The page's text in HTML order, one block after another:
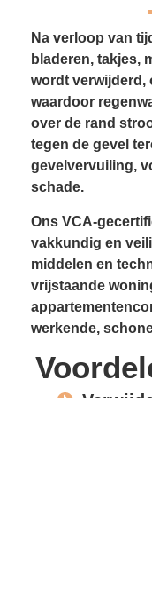
Na verloop van
bladeren, takjes,
wordt verwijderd,
waardoor
over de rand
tegen de gevel
gevelvervuiling,
schade.
Ons VCA-
vakkundig en
middelen en
vrijstaande
werkende,